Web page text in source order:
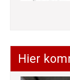
Hier